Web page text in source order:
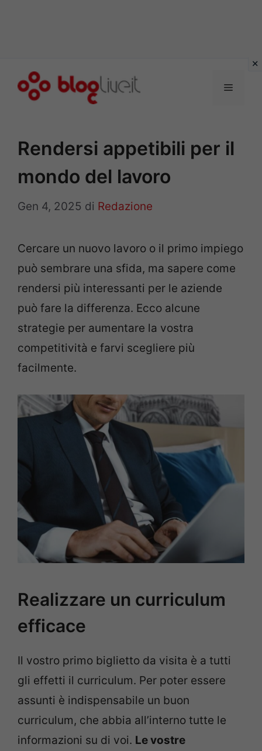
Menu
Rendersi appetibili per il
mondo del lavoro
Gen 4, 2025 di Redazione
Cercare un nuovo lavoro o il primo impiego
può sembrare una sfida, ma sapere come
rendersi più interessanti per le aziende
può fare la differenza. Ecco alcune
strategie per aumentare la vostra
competitività e farvi scegliere più
facilmente.
Realizzare un curriculum
efficace
Il vostro primo biglietto da visita è a tutti
gli effetti il curriculum. Per poter essere
assunti è indispensabile un buon
curriculum, che abbia all’interno tutte le
informazioni su di voi. Le vostre